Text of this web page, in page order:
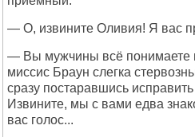
— О, извините Оливия! Я вас
— Вы мужчины всё понимаете
миссис Браун слегка
сразу постаравшись
Извините, мы с вами едва
вас голос...